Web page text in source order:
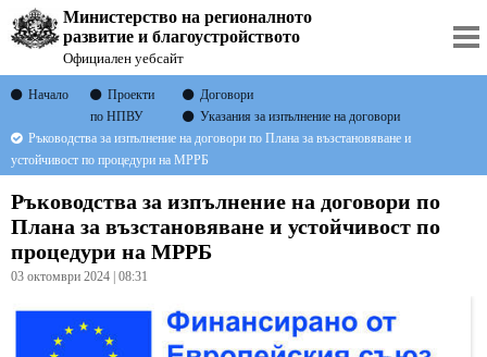
Министерство на регионалното
развитие и благоустройството
Официален уебсайт
Начало
Проекти
по НПВУ
Договори
Указания за изпълнение на договори
Ръководства за изпълнение на договори по Плана за възстановяване и
устойчивост по процедури на МРРБ
Ръководства за изпълнение на договори по
Плана за възстановяване и устойчивост по
процедури на МРРБ
03 октомври 2024 | 08:31